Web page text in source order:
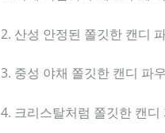
2. 산성 안정된 쫄깃한 캔디
3. 중성 야채 쫄깃한 캔디 파
4. 크리스탈처럼 쫄깃한 캔